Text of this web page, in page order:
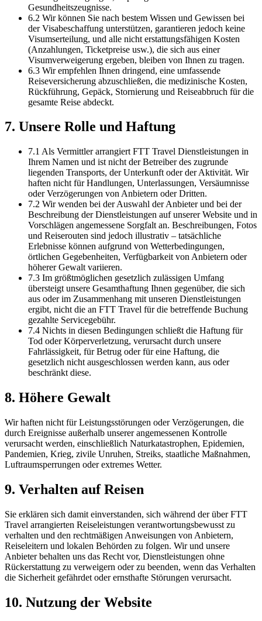
Gesundheitszeugnisse.
6.2 Wir können Sie nach bestem Wissen und Gewissen bei
der Visabeschaffung unterstützen, garantieren jedoch keine
Visumserteilung, und alle nicht erstattungsfähigen Kosten
(Anzahlungen, Ticketpreise usw.), die sich aus einer
Visumverweigerung ergeben, bleiben von Ihnen zu tragen.
6.3 Wir empfehlen Ihnen dringend, eine umfassende
Reiseversicherung abzuschließen, die medizinische Kosten,
Rückführung, Gepäck, Stornierung und Reiseabbruch für die
gesamte Reise abdeckt.
7. Unsere Rolle und Haftung
7.1 Als Vermittler arrangiert FTT Travel Dienstleistungen in
Ihrem Namen und ist nicht der Betreiber des zugrunde
liegenden Transports, der Unterkunft oder der Aktivität. Wir
haften nicht für Handlungen, Unterlassungen, Versäumnisse
oder Verzögerungen von Anbietern oder Dritten.
7.2 Wir wenden bei der Auswahl der Anbieter und bei der
Beschreibung der Dienstleistungen auf unserer Website und in
Vorschlägen angemessene Sorgfalt an. Beschreibungen, Fotos
und Reiserouten sind jedoch illustrativ – tatsächliche
Erlebnisse können aufgrund von Wetterbedingungen,
örtlichen Gegebenheiten, Verfügbarkeit von Anbietern oder
höherer Gewalt variieren.
7.3 Im größtmöglichen gesetzlich zulässigen Umfang
übersteigt unsere Gesamthaftung Ihnen gegenüber, die sich
aus oder im Zusammenhang mit unseren Dienstleistungen
ergibt, nicht die an FTT Travel für die betreffende Buchung
gezahlte Servicegebühr.
7.4 Nichts in diesen Bedingungen schließt die Haftung für
Tod oder Körperverletzung, verursacht durch unsere
Fahrlässigkeit, für Betrug oder für eine Haftung, die
gesetzlich nicht ausgeschlossen werden kann, aus oder
beschränkt diese.
8. Höhere Gewalt
Wir haften nicht für Leistungsstörungen oder Verzögerungen, die
durch Ereignisse außerhalb unserer angemessenen Kontrolle
verursacht werden, einschließlich Naturkatastrophen, Epidemien,
Pandemien, Krieg, zivile Unruhen, Streiks, staatliche Maßnahmen,
Luftraumsperrungen oder extremes Wetter.
9. Verhalten auf Reisen
Sie erklären sich damit einverstanden, sich während der über FTT
Travel arrangierten Reiseleistungen verantwortungsbewusst zu
verhalten und den rechtmäßigen Anweisungen von Anbietern,
Reiseleitern und lokalen Behörden zu folgen. Wir und unsere
Anbieter behalten uns das Recht vor, Dienstleistungen ohne
Rückerstattung zu verweigern oder zu beenden, wenn das Verhalten
die Sicherheit gefährdet oder ernsthafte Störungen verursacht.
10. Nutzung der Website